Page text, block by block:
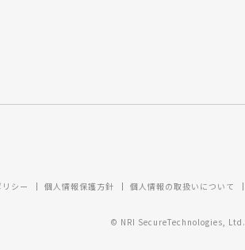
シー 個人情報保護方針 個人情報の取扱いについて
© NRI SecureTechnologies, Ltd.